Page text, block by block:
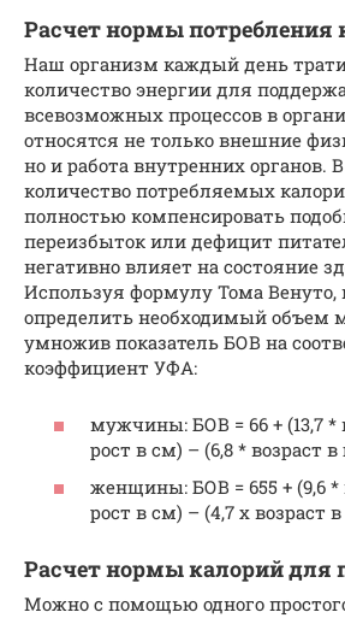
Расчет нормы потребления
Наш организм каждый день
количество энергии для
всевозможных процессов в
относятся не только внешние
но и работа внутренних органов.
количество потребляемых
полностью компенсировать
переизбыток или дефицит
негативно влияет на состояние
Используя формулу Тома
определить необходимый объем
умножив показатель БОВ на
коэффициент УФА:
мужчины: БОВ = 66 + (13,7 *
рост в см) – (6,8 * возраст в
женщины: БОВ = 655 + (9,6 *
рост в см) – (4,7 х возраст в
Расчет нормы калорий для
Можно с помощью одного